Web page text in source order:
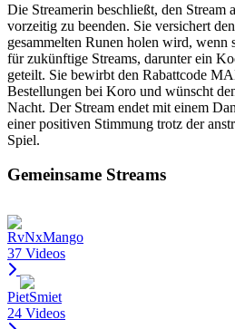
Die Streamerin beschließt, den Stream
vorzeitig zu beenden. Sie versichert
gesammelten Runen holen wird, wenn
für zukünftige Streams, darunter ein
geteilt. Sie bewirbt den Rabattcode
Bestellungen bei Koro und wünscht
Nacht. Der Stream endet mit einem
einer positiven Stimmung trotz der
Spiel.
Gemeinsame Streams
RvNxMango
37 Videos
PietSmiet
24 Videos